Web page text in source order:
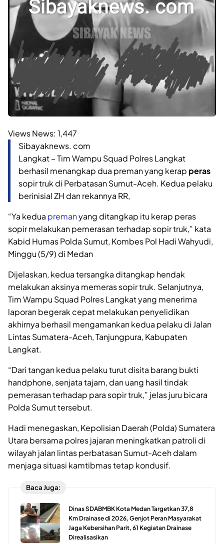
Views News: 1,447
Sibayaknews. com
Langkat – Tim Wampu Squad Polres Langkat
berhasil menangkap dua preman yang kerap peras
sopir truk di Perbatasan Sumut-Aceh. Kedua pelaku
berinisial ZH dan rekannya RR,
“Ya kedua premanyang ditangkap itu kerap peras
sopir melakukan pemerasan terhadap sopir truk,” kata
Kabid Humas Polda Sumut, Kombes Pol Hadi Wahyudi,
Minggu (5/9) di Medan
Dijelaskan, kedua tersangka ditangkap hendak
melakukan aksinya memeras sopir truk. Selanjutnya,
Tim Wampu Squad Polres Langkat yang menerima
laporan begerak cepat melakukan penyelidikan
akhirnya berhasil mengamankan kedua pelaku di Jalan
Lintas Sumatera-Aceh, Tanjungpura, Kabupaten
Langkat.
“Dari tangan kedua pelaku turut disita barang bukti
handphone, senjata tajam, dan uang hasil tindak
pemerasan terhadap para sopir truk,” jelas juru bicara
Polda Sumut tersebut.
Hadi menegaskan, Kepolisian Daerah (Polda) Sumatera
Utara bersama polres jajaran meningkatkan patroli di
wilayah jalan lintas perbatasan Sumut-Aceh dalam
menjaga situasi kamtibmas tetap kondusif.
Baca Juga:
Dinas SDABMBK Kota Medan Targetkan 37,8
Km Drainase di 2026, Genjot Peran Masyarakat
Jaga Kebersihan Parit, 61 Kegiatan Drainase
Direalisasikan